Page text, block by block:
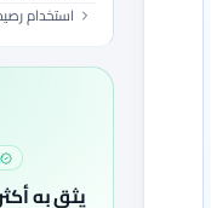
استخدام